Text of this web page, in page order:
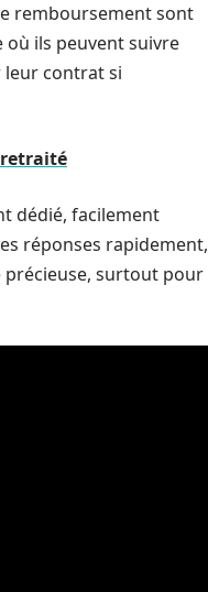
remboursement sont
où ils peuvent suivre
contrat si
retraité
dédié, facilement
réponses rapidement,
précieuse, surtout pour